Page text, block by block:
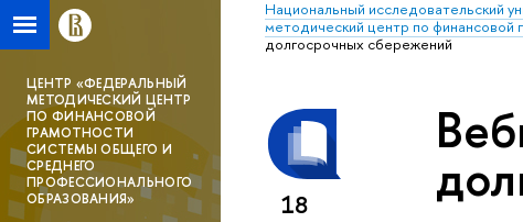
Национальный исследовательский
методический центр по финансовой
долгосрочных сбережений
ЦЕНТР «ФЕДЕРАЛЬНЫЙ
МЕТОДИЧЕСКИЙ ЦЕНТР
ПО ФИНАНСОВОЙ
ГРАМОТНОСТИ
СИСТЕМЫ ОБЩЕГО И
СРЕДНЕГО
ПРОФЕССИОНАЛЬНОГО
ОБРАЗОВАНИЯ»
18